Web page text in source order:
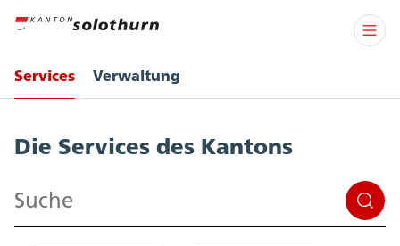
Services Verwaltung
Die Services des Kantons
Suchen